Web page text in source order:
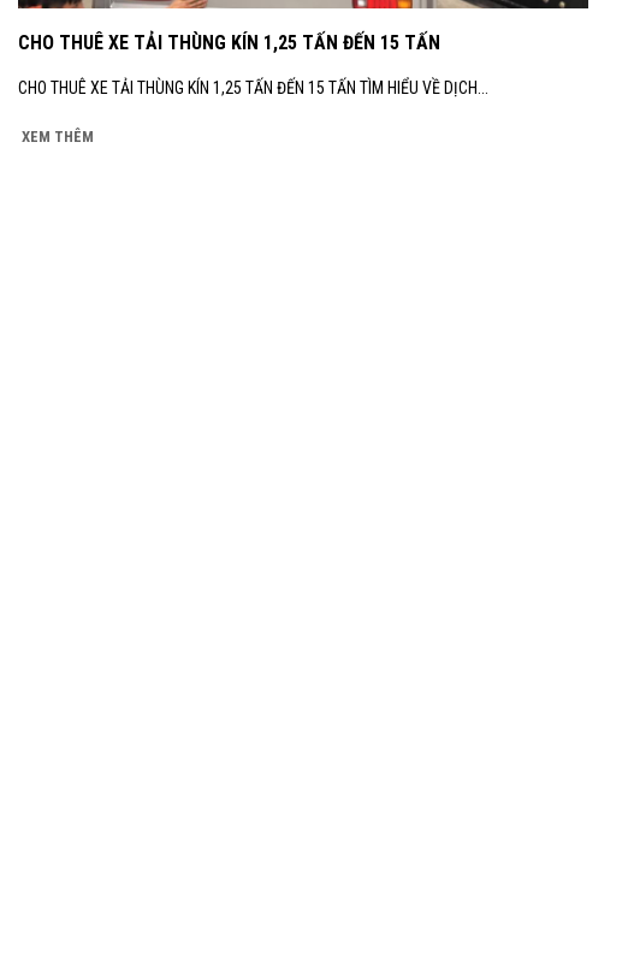
CHO THUÊ XE TẢI THÙNG KÍN 1,25 TẤN ĐẾN 15 TẤN
CHO THUÊ XE TẢI THÙNG KÍN 1,25 TẤN ĐẾN 15 TẤN TÌM HIỂU VỀ DỊCH...
XEM THÊM